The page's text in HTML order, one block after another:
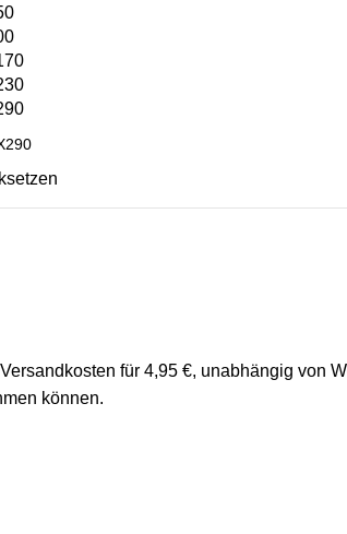
für 4,95 €, unabhängig von
können.